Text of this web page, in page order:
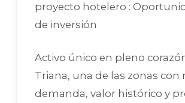
proyecto hotelero :
de inversión
Activo único en pleno
Triana, una de las zonas con
demanda, valor histórico y